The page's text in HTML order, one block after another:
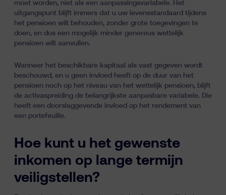
moet worden, niet als een aanpassingsvariabele. Het
uitgangspunt blijft immers dat u uw levensstandaard tijdens
het pensioen wilt behouden, zonder grote toegevingen te
doen, en dus een mogelijk minder genereus wettelijk
pensioen wilt aanvullen.
Wanneer het beschikbare kapitaal als vast gegeven wordt
beschouwd, en u geen invloed heeft op de duur van het
pensioen noch op het niveau van het wettelijk pensioen, blijft
de activaspreiding de belangrijkste aanpasbare variabele. Die
heeft een doorslaggevende invloed op het rendement van
een portefeuille.
Hoe kunt u het gewenste
inkomen op lange termijn
veiligstellen?